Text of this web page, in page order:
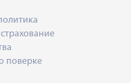
поверке